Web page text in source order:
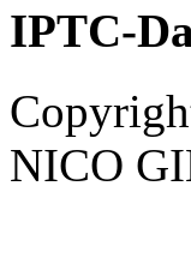
IPTC-
NICO